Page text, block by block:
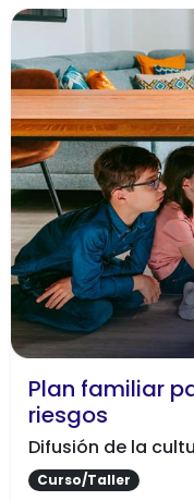
Plan familiar
riesgos
Difusión de la
Curso/Taller